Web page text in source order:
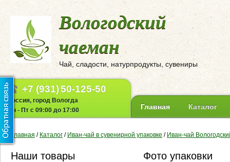
Вологодский
чаеман
Чай, сладости, натурпродукты, сувениры
+7 (931)50-125-50
Россия, город Вологда
Пн - Пт с 09:00 до 17:00
Главная Каталог
Главная / Каталог / Иван-чай в сувенирной упаковке / Иван-чай
Наши товары Фото упаковки